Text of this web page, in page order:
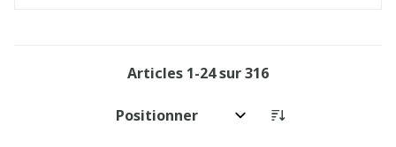
Articles 1-24sur316
Trier par: